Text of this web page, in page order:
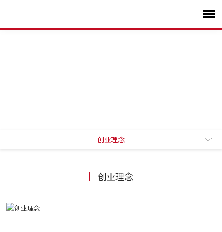
创业理念
创业理念